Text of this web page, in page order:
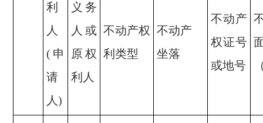
利
人
(申
请
人)
义务
人或
原权
利人
不动产权
利类型
不动产
坐落
不动产
权证号
或地号